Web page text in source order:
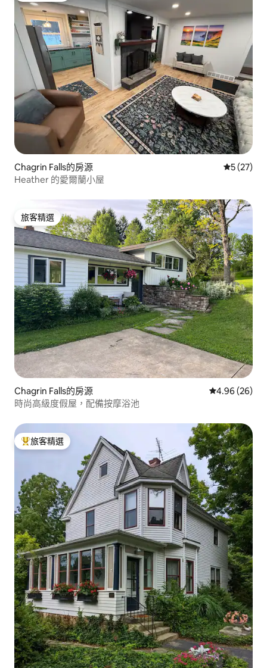
Chagrin Falls的房源 從 27 則評
5 (27)
Heather 的愛爾蘭小屋
旅客精選
旅客精選
Chagrin Falls的房源 從 26 則評價
4.96 (26)
時尚高級度假屋，配備按摩浴池
旅客精選榜首
旅客精選